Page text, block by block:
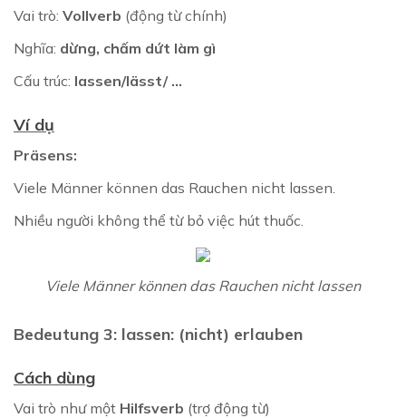
Vai trò: Vollverb (động từ chính)
Nghĩa: dừng, chấm dứt làm gì
Cấu trúc: lassen/lässt/ ...
Ví dụ
Präsens:
Viele Männer können das Rauchen nicht lassen.
Nhiều người không thể từ bỏ việc hút thuốc.
Viele Männer können das Rauchen nicht lassen
Bedeutung 3: lassen: (nicht) erlauben
Cách dùng
Vai trò như một Hilfsverb (trợ động từ)